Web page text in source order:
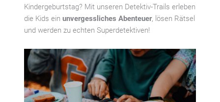
Kindergeburtstag? Mit unseren Detektiv-Trails erleben
die Kids ein unvergessliches Abenteuer, lösen Rätsel
und werden zu echten Superdetektiven!